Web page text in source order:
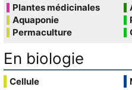
Plantes médicinales
Aquaponie
Permaculture
En biologie
Cellule